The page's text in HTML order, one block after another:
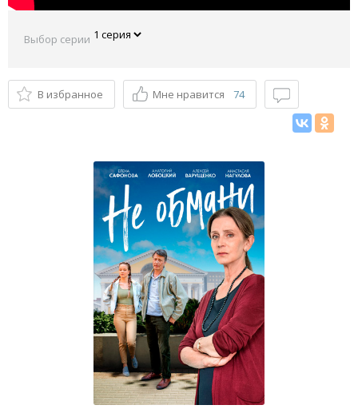
Выбор серии
В избранное Мне нравится 74